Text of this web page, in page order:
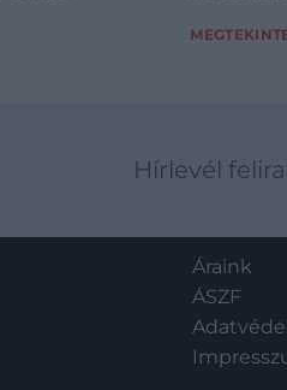
Hírlevél
Áraink
ÁSZF